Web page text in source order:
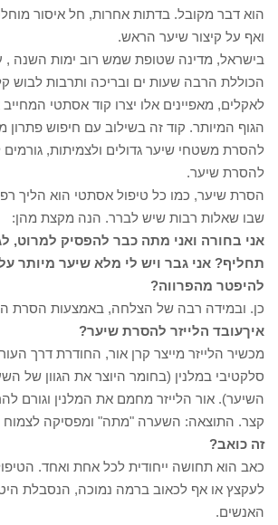
הוא דבר מקובל. בדתות אחרות, חל איסור
ואף על קיצור שיער הראש.
בישראל, מדינה שטופת שמש רוב ימות השנה ,
הכוללת הרבה שעות ים ובריכה ותרבות לבוש
לאקלים, מאפיינים אלו יצרו קוד אסתטי
הגוף המיותר. קוד זה בשילוב עם חיפוש פתרון
להסרת משטחי שיער גדולים ולצמיתות,
להסרת שיער.
הסרת שיער, כמו כל טיפול אסתטי הוא הליך
שבו שאלות רבות שיש לברר. הנה מקצת מהן:
אני בחורה ואני מתה כבר להפסיק למרוט,
תחליף? אני גבר ויש לי מלא שיער מיותר
להיפטר מהפרווה?
כן. ובמידה רבה של הצלחה, באמצעות הסרת
איךעובד הלייזר להסרת שיער?
מכשיר הלייזר מייצר קרן אור, החודרת דרך
סלקטיבי במלנין (בחומר היוצר את הגוון של
השיער). אור הלייזר מחמם את המלנין וגורם
קצר. התוצאה: השערה "מתה" ומפסיקה לצמוח
זה כואב?
כאב הוא תחושה ייחודית לכל אחת ואחד.
לעקצץ או אף לכאוב ברמה נמוכה, הנסבלת
האנשים.